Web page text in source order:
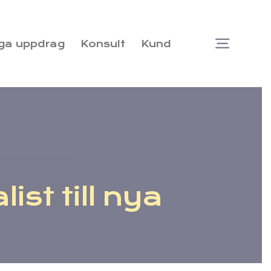
uppdrag Konsult Kund
till nya